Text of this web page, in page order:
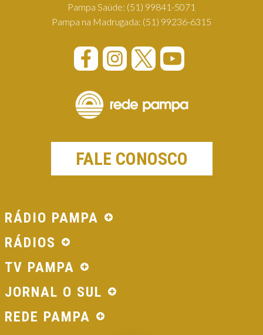
Pampa Saúde: (51) 99841-5071
Pampa na Madrugada: (51) 99236-6315
FALE CONOSCO
RÁDIO PAMPA
RÁDIOS
TV PAMPA
JORNAL O SUL
REDE PAMPA